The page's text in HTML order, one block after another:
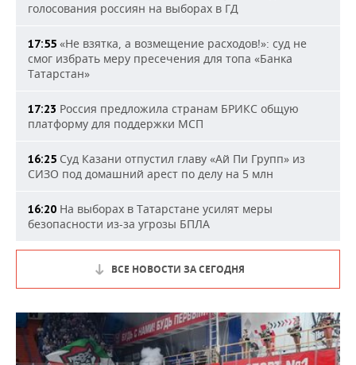
голосования россиян на выборах в ГД
17:55 «Не взятка, а возмещение расходов!»: суд не
смог избрать меру пресечения для топа «Банка
Татарстан»
17:23 Россия предложила странам БРИКС общую
платформу для поддержки МСП
16:25 Суд Казани отпустил главу «Ай Пи Групп» из
СИЗО под домашний арест по делу на 5 млн
16:20 На выборах в Татарстане усилят меры
безопасности из-за угрозы БПЛА
ВСЕ НОВОСТИ ЗА СЕГОДНЯ